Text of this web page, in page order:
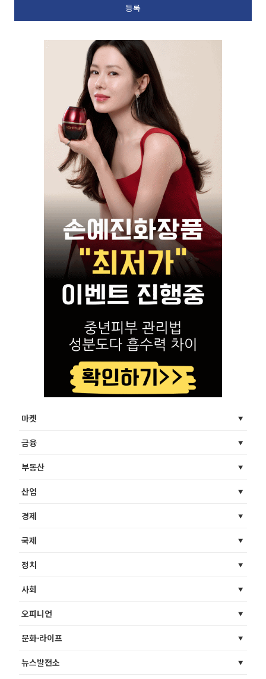
마켓
금융
부동산
산업
경제
국제
정치
사회
오피니언
문화·라이프
뉴스발전소